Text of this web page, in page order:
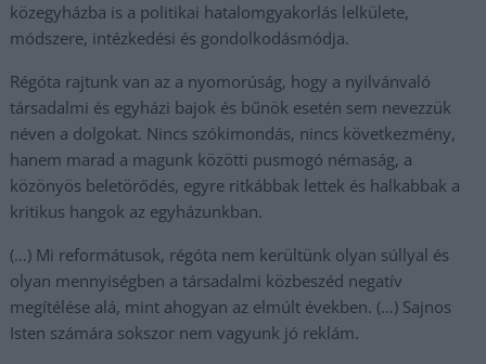
közegyházba is a politikai hatalomgyakorlás lelkülete,
módszere, intézkedési és gondolkodásmódja.
Régóta rajtunk van az a nyomorúság, hogy a nyilvánvaló
társadalmi és egyházi bajok és bűnök esetén sem nevezzük
néven a dolgokat. Nincs szókimondás, nincs következmény,
hanem marad a magunk közötti pusmogó némaság, a
közönyös beletörődés, egyre ritkábbak lettek és halkabbak a
kritikus hangok az egyházunkban.
(…) Mi reformátusok, régóta nem kerültünk olyan súllyal és
olyan mennyiségben a társadalmi közbeszéd negatív
megítélése alá, mint ahogyan az elmúlt években. (…) Sajnos
Isten számára sokszor nem vagyunk jó reklám.